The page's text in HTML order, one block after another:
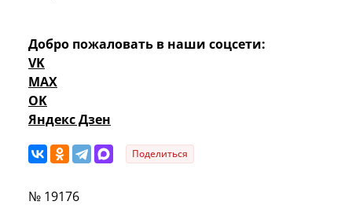
Добро пожаловать в наши соцсети:
VK
MAX
OK
Яндекс Дзен
Поделиться
№ 19176